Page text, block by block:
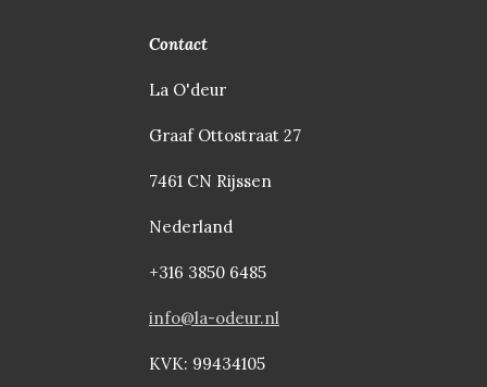
Contact
La O'deur
Graaf Ottostraat 27
7461 CN Rijssen
Nederland
+316 3850 6485
info@la-odeur.nl
KVK: 99434105